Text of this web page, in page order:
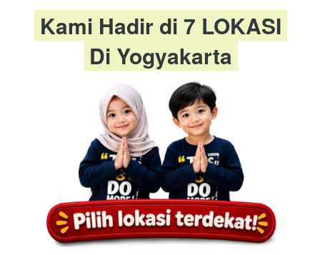
Kami Hadir di 7 LOKASI
Di Yogyakarta